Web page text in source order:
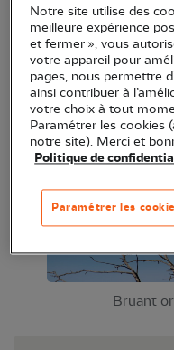
Le groupe local LPO
de partir à la
Au programme, une
heure à 16 heure
Bruant
Notre site utilise des
meilleure expérience
et fermer », vous
votre appareil pour
pages, nous permettre
ainsi contribuer à
votre choix à tout
Paramétrer les cookies
notre site). Merci et
Politique de
Paramétrer les